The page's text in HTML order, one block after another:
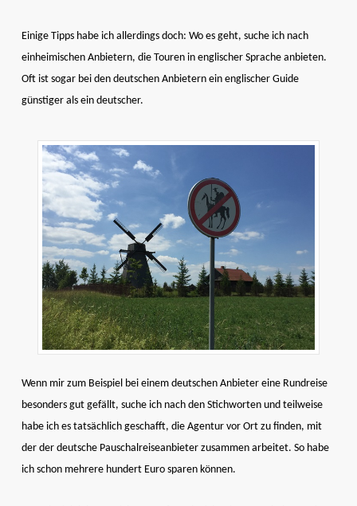
Einige Tipps habe ich allerdings doch: Wo es geht, suche ich nach
einheimischen Anbietern, die Touren in englischer Sprache anbieten.
Oft ist sogar bei den deutschen Anbietern ein englischer Guide
günstiger als ein deutscher.
Wenn mir zum Beispiel bei einem deutschen Anbieter eine Rundreise
besonders gut gefällt, suche ich nach den Stichworten und teilweise
habe ich es tatsächlich geschafft, die Agentur vor Ort zu finden, mit
der der deutsche Pauschalreiseanbieter zusammen arbeitet. So habe
ich schon mehrere hundert Euro sparen können.